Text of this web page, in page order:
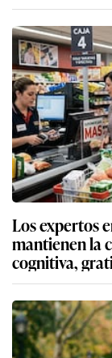
Los expertos
mantienen la
cognitiva,